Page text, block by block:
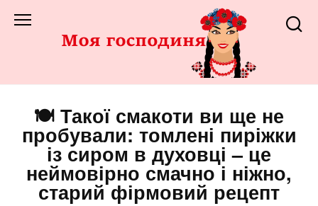
до
🍽️ Такої смакоти ви ще не
пробували: томлені пиріжки
із сиром в духовці – це
неймовірно смачно і ніжно,
старий фірмовий рецепт